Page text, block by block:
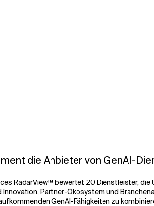
die Anbieter von GenAI-
RadarView™ bewertet 20 Dienstleister,
Innovation, Partner-Ökosystem und
GenAI-Fähigkeiten zu